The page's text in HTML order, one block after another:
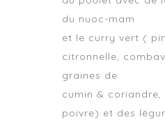
du nuoc-mam
et le curry vert (
citronnelle,
graines de
cumin & coriandre,
poivre) et des